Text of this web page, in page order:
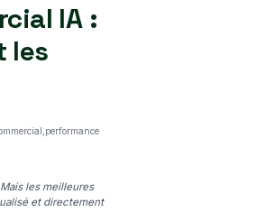
IA :
les
les meilleures
et directement